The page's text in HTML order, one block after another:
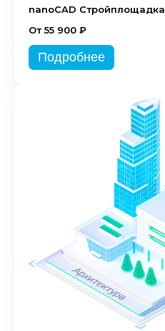
nanoCAD Стройплощадка
От 55 900 ₽
Подробнее